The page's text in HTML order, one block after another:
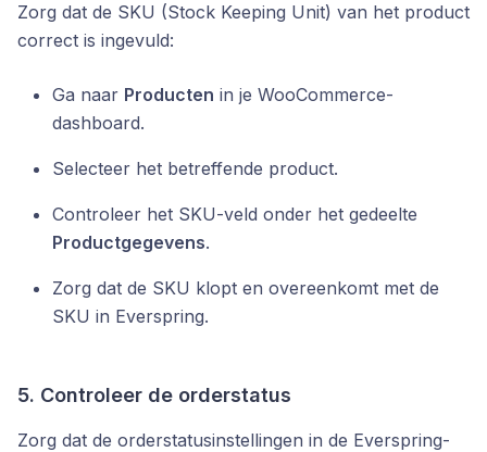
Zorg dat de SKU (Stock Keeping Unit) van het product
correct is ingevuld:
Ga naar Producten in je WooCommerce-
dashboard.
Selecteer het betreffende product.
Controleer het SKU-veld onder het gedeelte
Productgegevens.
Zorg dat de SKU klopt en overeenkomt met de
SKU in Everspring.
5. Controleer de orderstatus
Zorg dat de orderstatusinstellingen in de Everspring-